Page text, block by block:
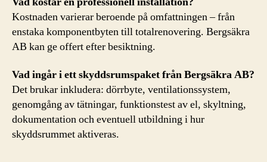
Kostnaden varierar beroende på omfattningen – från
enstaka komponentbyten till totalrenovering. Bergsäkra
AB kan ge offert efter besiktning.
Vad ingår i ett skyddsrumspaket från Bergsäkra AB?
Det brukar inkludera: dörrbyte, ventilationssystem,
genomgång av tätningar, funktionstest av el, skyltning,
dokumentation och eventuell utbildning i hur
skyddsrummet aktiveras.